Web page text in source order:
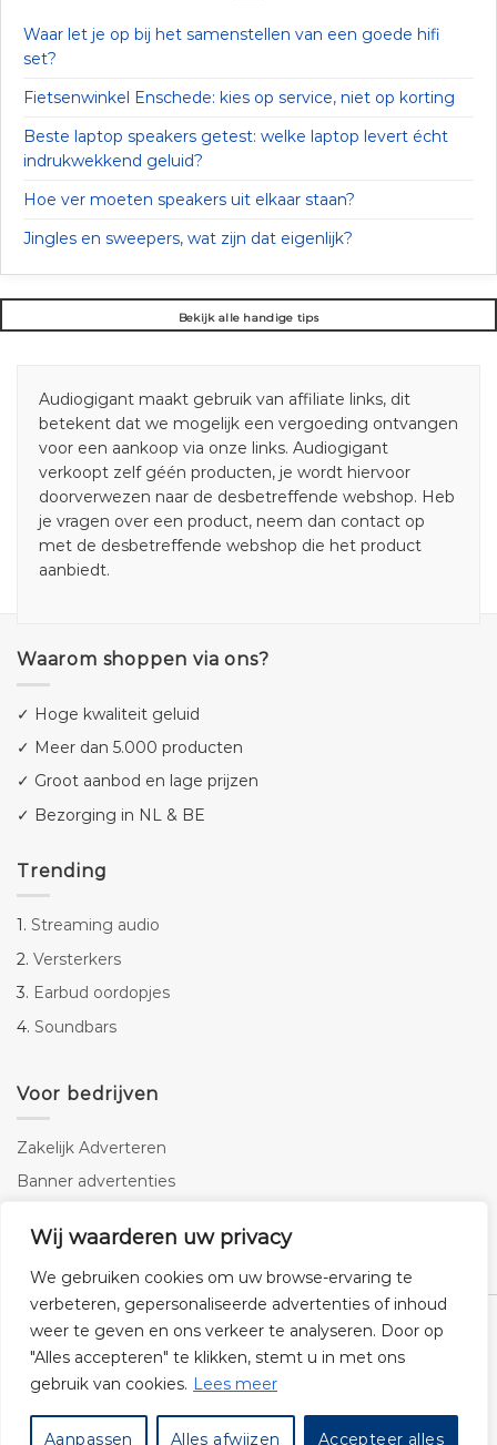
Wij waarderen uw privacy
We gebruiken cookies om uw browse-ervaring te
verbeteren, gepersonaliseerde advertenties of inhoud
weer te geven en ons verkeer te analyseren. Door op
"Alles accepteren" te klikken, stemt u in met ons
gebruik van cookies. Lees meer
Aanpassen Alles afwijzen Accepteer alles
Waar let je op bij het samenstellen van een goede hifi
set?
Fietsenwinkel Enschede: kies op service, niet op korting
Beste laptop speakers getest: welke laptop levert écht
indrukwekkend geluid?
Hoe ver moeten speakers uit elkaar staan?
Jingles en sweepers, wat zijn dat eigenlijk?
Bekijk alle handige tips
Audiogigant maakt gebruik van affiliate links, dit
betekent dat we mogelijk een vergoeding ontvangen
voor een aankoop via onze links. Audiogigant
verkoopt zelf géén producten, je wordt hiervoor
doorverwezen naar de desbetreffende webshop. Heb
je vragen over een product, neem dan contact op
met de desbetreffende webshop die het product
aanbiedt.
Waarom shoppen via ons?
✓ Hoge kwaliteit geluid
✓ Meer dan 5.000 producten
✓ Groot aanbod en lage prijzen
✓ Bezorging in NL & BE
Trending
1. Streaming audio
2. Versterkers
3. Earbud oordopjes
4. Soundbars
Voor bedrijven
Zakelijk Adverteren
Banner advertenties
SEO copywriting